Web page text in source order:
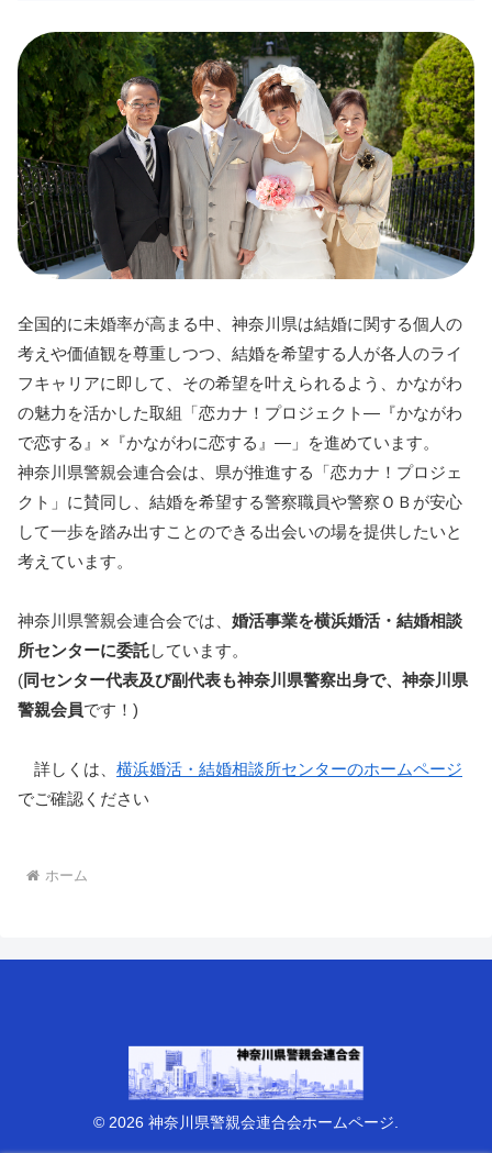
全国的に未婚率が高まる中、神奈川県は結婚に関する個人の
考えや価値観を尊重しつつ、結婚を希望する人が各人のライ
フキャリアに即して、その希望を叶えられるよう、かながわ
の魅力を活かした取組「恋カナ！プロジェクト―『かながわ
で恋する』×『かながわに恋する』―」を進めています。
神奈川県警親会連合会は、県が推進する「恋カナ！プロジェ
クト」に賛同し、結婚を希望する警察職員や警察ＯＢが安心
して一歩を踏み出すことのできる出会いの場を提供したいと
考えています。
神奈川県警親会連合会では、 婚活事業を横浜婚活・結婚相談
所センターに委託しています。
(同センター代表及び副代表も神奈川県警察出身で、神奈川県
警親会員です！)
詳しくは、 横浜婚活・結婚相談所センターのホームページ
でご確認ください
ホーム
© 2026 神奈川県警親会連合会ホームページ.